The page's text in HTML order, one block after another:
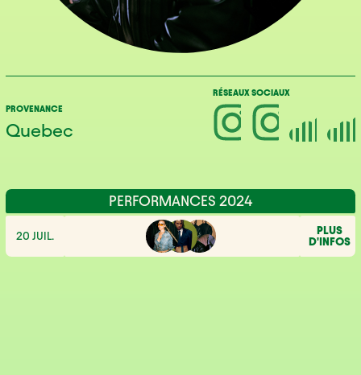
PROVENANCE
Quebec
RÉSEAUX SOCIAUX
PERFORMANCES 2024
20 JUIL.
PLUS
D'INFOS